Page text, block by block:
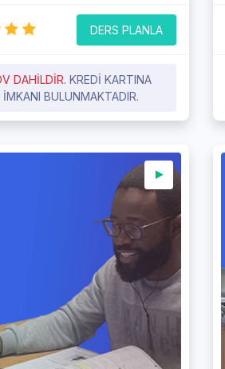
DERS PLANLA
DAHILDIR. KREDI KARTINA
BULUNMAKTADIR.